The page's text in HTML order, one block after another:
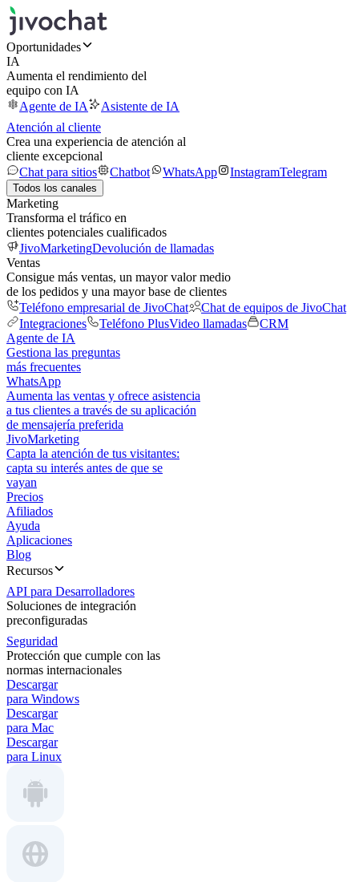
Oportunidades
IA
Aumenta el rendimiento del
equipo con IA
Agente de IA
Asistente de IA
Atención al cliente
Crea una experiencia de atención al
cliente excepcional
Chat para sitios
Chatbot WhatsApp InstagramTelegram
Todos los canales
Marketing
Transforma el tráfico en
clientes potenciales cualificados
JivoMarketingDevolución de llamadas
Ventas
Consigue más ventas, un mayor valor medio
de los pedidos y una mayor base de clientes
Teléfono empresarial de JivoChat
Chat de equipos de JivoChat
Integraciones
Teléfono PlusVideo llamadas
CRM
Agente de IA
Gestiona las preguntas
más frecuentes
WhatsApp
Aumenta las ventas y ofrece asistencia
a tus clientes a través de su aplicación
de mensajería preferida
JivoMarketing
Capta la atención de tus visitantes:
capta su interés antes de que se
vayan
Precios
Afiliados
Ayuda
Aplicaciones
Blog
Recursos
API para Desarrolladores
Soluciones de integración
preconfiguradas
Seguridad
Protección que cumple con las
normas internacionales
Descargar
para Windows
Descargar
para Mac
Descargar
para Linux